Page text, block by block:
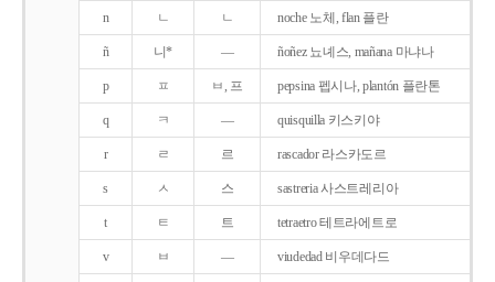
n ㄴ ㄴ noche 노체, flan 플란
ñ 니* ― ñoñez 뇨녜스, mañana 마냐나
p ㅍ ㅂ, 프 pepsina 펩시나, plantón 플란톤
q ㅋ ― quisquilla 키스키야
r ㄹ 르 rascador 라스카도르
s ㅅ 스 sastreria 사스트레리아
t ㅌ 트 tetraetro 테트라에트로
v ㅂ ― viudedad 비우데다드